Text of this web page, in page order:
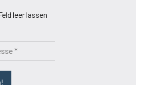
leer lassen